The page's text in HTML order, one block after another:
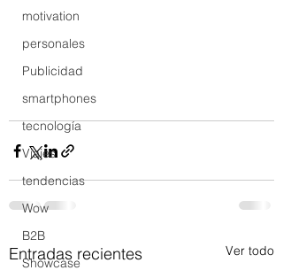
motivation
personales
Publicidad
smartphones
tecnología
Viajes
tendencias
Wow
B2B
Showcase
Entradas recientes Ver todo